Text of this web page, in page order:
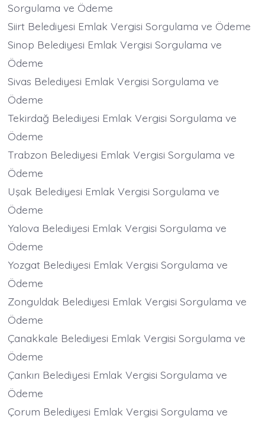
Sorgulama ve Ödeme
Siirt Belediyesi Emlak Vergisi Sorgulama ve Ödeme
Sinop Belediyesi Emlak Vergisi Sorgulama ve
Ödeme
Sivas Belediyesi Emlak Vergisi Sorgulama ve
Ödeme
Tekirdağ Belediyesi Emlak Vergisi Sorgulama ve
Ödeme
Trabzon Belediyesi Emlak Vergisi Sorgulama ve
Ödeme
Uşak Belediyesi Emlak Vergisi Sorgulama ve
Ödeme
Yalova Belediyesi Emlak Vergisi Sorgulama ve
Ödeme
Yozgat Belediyesi Emlak Vergisi Sorgulama ve
Ödeme
Zonguldak Belediyesi Emlak Vergisi Sorgulama ve
Ödeme
Çanakkale Belediyesi Emlak Vergisi Sorgulama ve
Ödeme
Çankırı Belediyesi Emlak Vergisi Sorgulama ve
Ödeme
Çorum Belediyesi Emlak Vergisi Sorgulama ve